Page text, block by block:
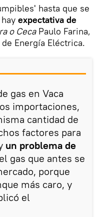
hasta que se
expectativa de
o CecaPaulo Farina,
Energía Eléctrica.
gas en Vaca
importaciones,
cantidad de
factores para
un problema de
gas que antes se
porque
más caro, y
el